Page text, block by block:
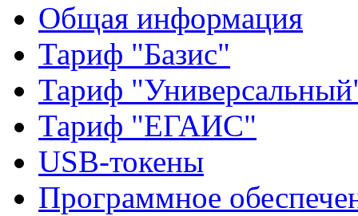
Общая информация
Тариф "Базис"
Тариф
Тариф "ЕГАИС"
USB-токены
Программное